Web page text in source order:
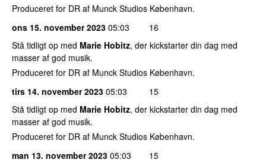
Produceret for DR af Munck Studios København.
ons 15. november 2023 05:03
16
Stå tidligt op med Marie Hobitz, der kickstarter din dag med
masser af god musik.
Produceret for DR af Munck Studios København.
tirs 14. november 2023 05:03
15
Stå tidligt op med Marie Hobitz, der kickstarter din dag med
masser af god musik.
Produceret for DR af Munck Studios København.
man 13. november 2023 05:03
15